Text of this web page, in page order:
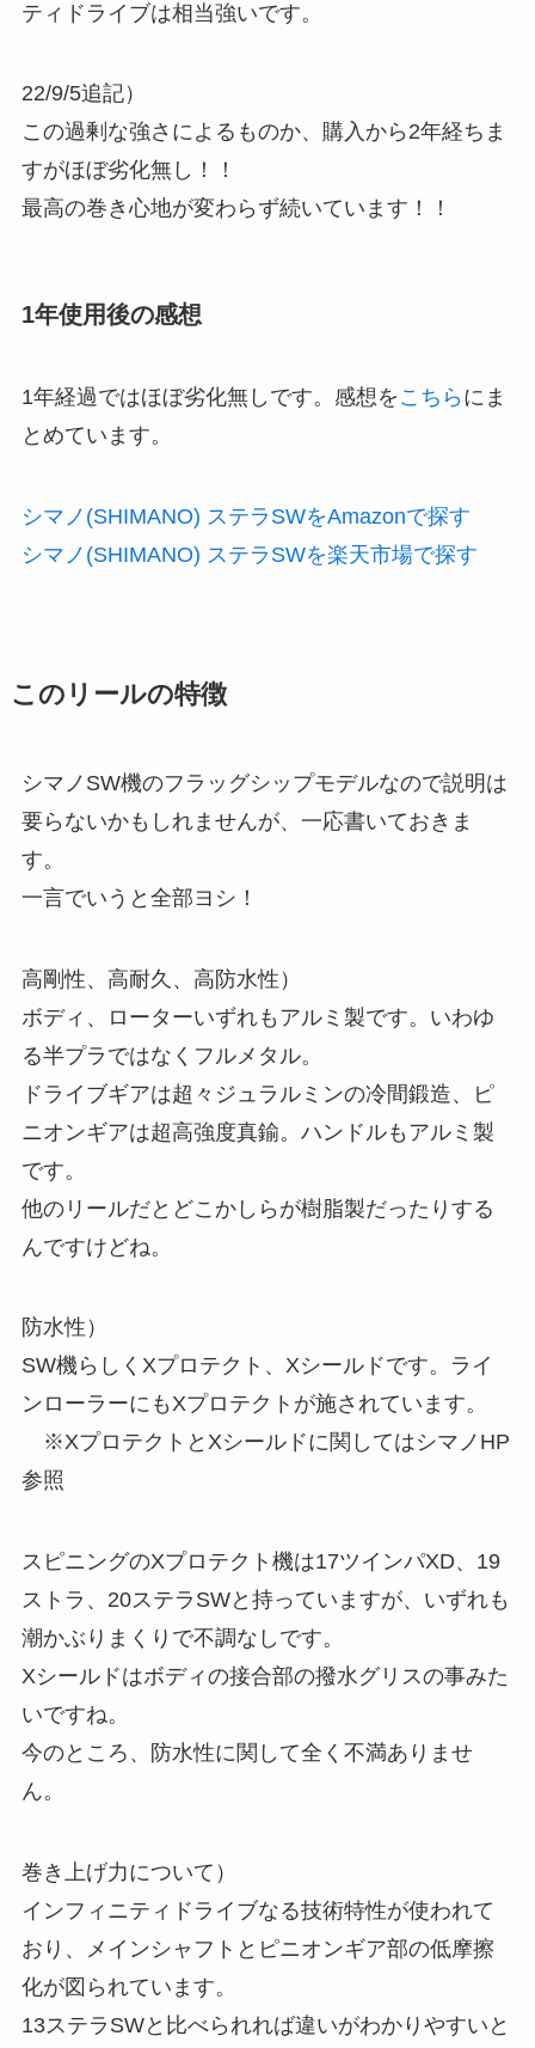
ティドライブは相当強いです。
22/9/5追記）
この過剰な強さによるものか、購入から2年経ちま
すがほぼ劣化無し！！
最高の巻き心地が変わらず続いています！！
1年使用後の感想
1年経過ではほぼ劣化無しです。感想を こちら にま
とめています。
シマノ(SHIMANO) ステラSWをAmazonで探す
シマノ(SHIMANO) ステラSWを楽天市場で探す
このリールの特徴
シマノSW機のフラッグシップモデルなので説明は
要らないかもしれませんが、一応書いておきま
す。
一言でいうと全部ヨシ！
高剛性、高耐久、高防水性）
ボディ、ローターいずれもアルミ製です。いわゆ
る半プラではなくフルメタル。
ドライブギアは超々ジュラルミンの冷間鍛造、ピ
ニオンギアは超高強度真鍮。ハンドルもアルミ製
です。
他のリールだとどこかしらが樹脂製だったりする
んですけどね。
防水性）
SW機らしくXプロテクト、Xシールドです。ライ
ンローラーにもXプロテクトが施されています。
※XプロテクトとXシールドに関してはシマノHP
参照
スピニングのXプロテクト機は17ツインパXD、19
ストラ、20ステラSWと持っていますが、いずれも
潮かぶりまくりで不調なしです。
Xシールドはボディの接合部の撥水グリスの事みた
いですね。
今のところ、防水性に関して全く不満ありませ
ん。
巻き上げ力について）
インフィニティドライブなる技術特性が使われて
おり、メインシャフトとピニオンギア部の低摩擦
化が図られています。
13ステラSWと比べられれば違いがわかりやすいと